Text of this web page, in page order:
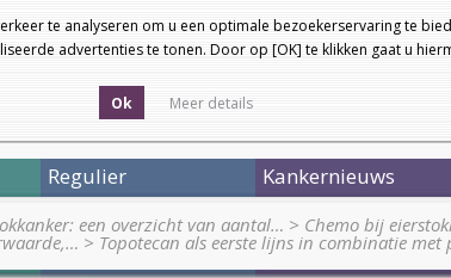
te analyseren om u een optimale bezoekerservaring te
advertenties te tonen. Door op [OK] te klikken gaat u
Ok Meer details
Regulier Kankernieuws
een overzicht van aantal… > Chemo bij
> Topotecan als eerste lijns in combinatie